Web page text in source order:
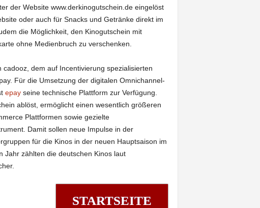
der Website www.derkinogutschein.de eingelöst
oder auch für Snacks und Getränke direkt im
die Möglichkeit, den Kinogutschein mit
ohne Medienbruch zu verschenken.
dem auf Incentivierung spezialisierten
Für die Umsetzung der digitalen Omnichannel-
epayseine technische Plattform zur Verfügung.
ablöst, ermöglicht einen wesentlich größeren
Plattformen sowie gezielte
Damit sollen neue Impulse in der
für die Kinos in der neuen Hauptsaison im
Jahr zählten die deutschen Kinos laut
STARTSEITE